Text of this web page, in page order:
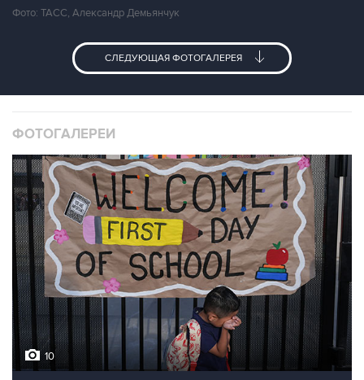
Фото: ТАСС, Александр Демьянчук
СЛЕДУЮЩАЯ ФОТОГАЛЕРЕЯ
ФОТОГАЛЕРЕИ
10